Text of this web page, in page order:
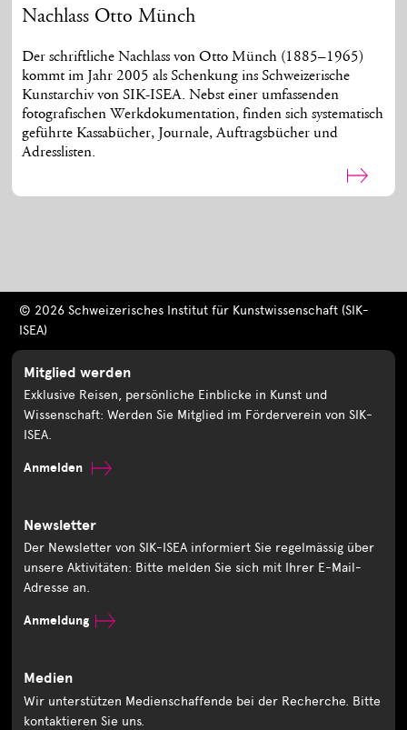
Nachlass Otto Münch
Der schriftliche Nachlass von Otto Münch (1885–1965)
kommt im Jahr 2005 als Schenkung ins Schweizerische
Kunstarchiv von SIK-ISEA. Nebst einer umfassenden
fotografischen Werkdokumentation, finden sich systematisch
geführte Kassabücher, Journale, Auftragsbücher und
Adresslisten.
© 2026 Schweizerisches Institut für Kunstwissenschaft (SIK-
ISEA)
Mitglied werden
Exklusive Reisen, persönliche Einblicke in Kunst und
Wissenschaft: Werden Sie Mitglied im Förderverein von SIK-
ISEA.
Anmelden
Newsletter
Der Newsletter von SIK-ISEA informiert Sie regelmässig über
unsere Aktivitäten: Bitte melden Sie sich mit Ihrer E-Mail-
Adresse an.
Anmeldung
Medien
Wir unterstützen Medienschaffende bei der Recherche. Bitte
kontaktieren Sie uns.